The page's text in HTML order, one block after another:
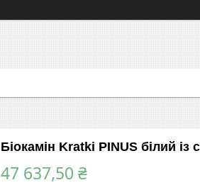
Біокамін Kratki PINUS білий із
47 637,50 ₴